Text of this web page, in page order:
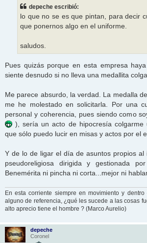
depeche escribió:
lo que no se es que pintan, para decir
que ponernos algo en el uniforme.
saludos.
Pues quizás porque en esta empresa
siente desnudo si no lleva una medallita
Me parece absurdo, la verdad. La medalla
me he molestado en solicitarla. Por una
personal y coherencia, pues siendo como
), sería un acto de hipocresía colgarme
que sólo puedo lucir en misas y actos por el
Y de lo de ligar el día de asuntos propios al
pseudoreligiosa dirigida y gestionada
Benemérita ni pincha ni corta...mejor ni
En esta corriente siempre en movimiento y
alguno de referencia, ¿qué les sucede a las cosas
alto aprecio tiene el hombre ? (Marco Aurelio)
depeche
Coronel